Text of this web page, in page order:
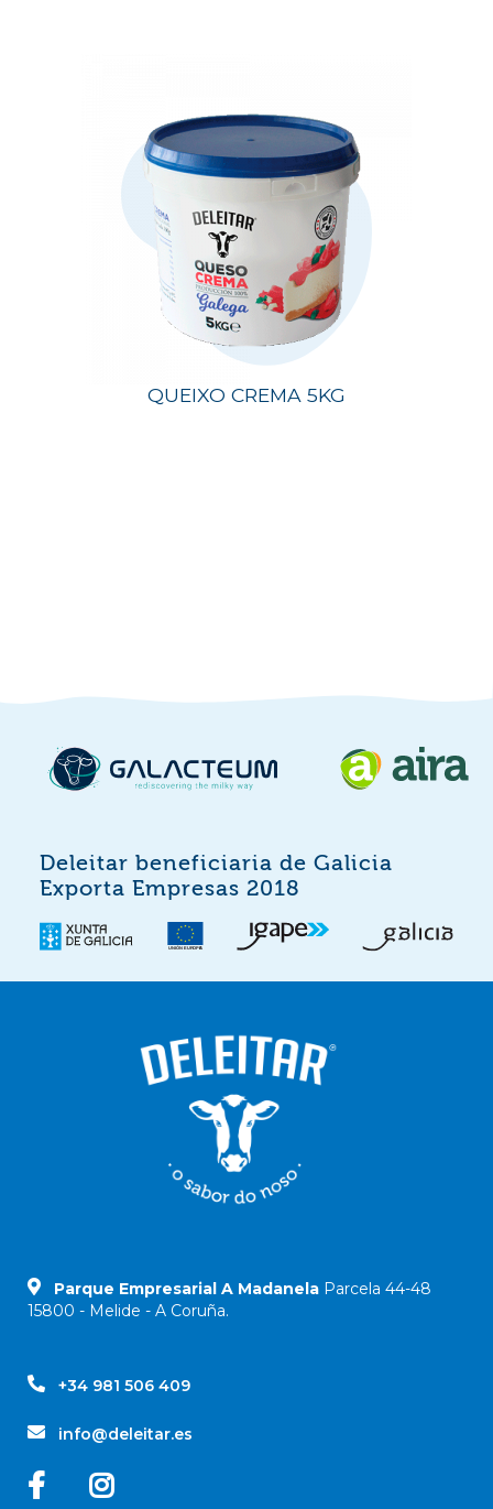
QUEIXO CREMA 5KG
Deleitar beneficiaria de Galicia
Exporta Empresas 2018
Parque Empresarial A MadanelaParcela 44-48
15800 - Melide - A Coruña.
+34 981 506 409
info@deleitar.es